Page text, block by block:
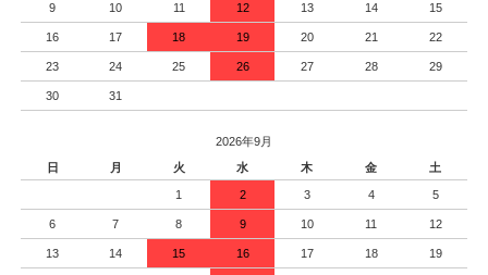
9 10 11 12 13 14 15
16 17 18 19 20 21 22
23 24 25 26 27 28 29
30 31
2026年9月
日
月 火 水 木 金 土
1 2 3 4 5
6 7 8 9 10 11 12
13 14 15 16 17 18 19